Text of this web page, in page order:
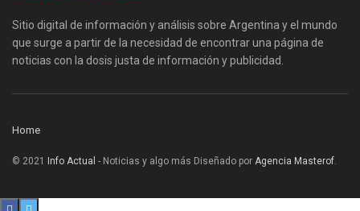
Sitio digital de información y análisis sobre Argentina y el mundo
que surge a partir de la necesidad de encontrar una página de
noticias con la dosis justa de información y publicidad.
Home
© 2021 Info Actual - Noticias y algo más Diseñado por Agencia Masterof.